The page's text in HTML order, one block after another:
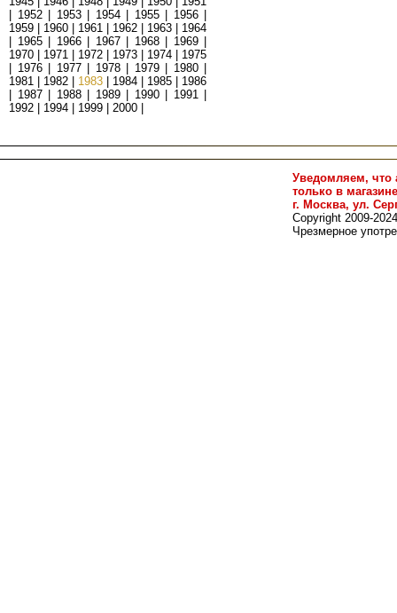
1952| 1953| 1954| 1955| 1956|
1959
1960 1961 1962 1963
1964
1965| 1966| 1967| 1968| 1969|
1970
1971 1972 1973 1974
1975
1976| 1977| 1978| 1979| 1980|
1981
1982 1983 1984 1985
1986
1987| 1988| 1989| 1990| 1991|
1992
1994 1999 2000
Уведомляем, что
только в
г. Москва, ул.
Copyright 2009-
Чрезмерное